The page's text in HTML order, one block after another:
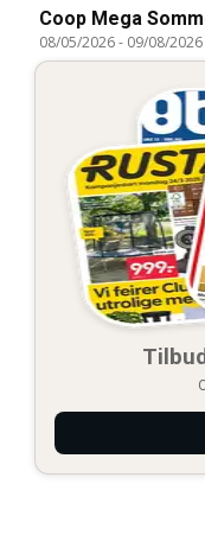
Coop Mega
08/05/2026- 09/08/2026